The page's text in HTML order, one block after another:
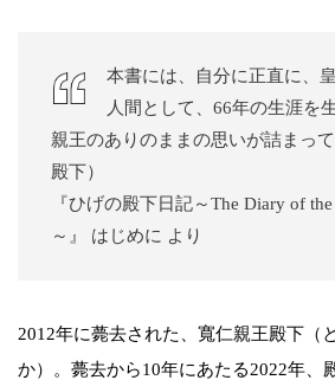
本書には、自分に正直に、
人間として、66年の生涯を
親王のありのままの思いが詰まっ
殿下）
『ひげの殿下日記～The Diary of the
～』 はじめに より
2012年に薨去された、寬仁親王殿下（
か）。薨去から10年にあたる2022年、